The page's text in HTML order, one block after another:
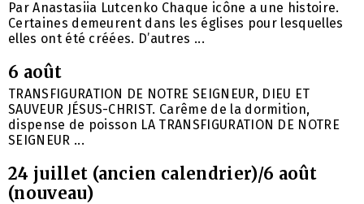
Par Anastasiia Lutcenko Chaque icône a une histoire.
Certaines demeurent dans les églises pour lesquelles
elles ont été créées. D’autres ...
6 août
TRANSFIGURATION DE NOTRE SEIGNEUR, DIEU ET
SAUVEUR JÉSUS-CHRIST. Carême de la dormition,
dispense de poisson LA TRANSFIGURATION DE NOTRE
SEIGNEUR ...
24 juillet (ancien calendrier)/6 août
(nouveau)